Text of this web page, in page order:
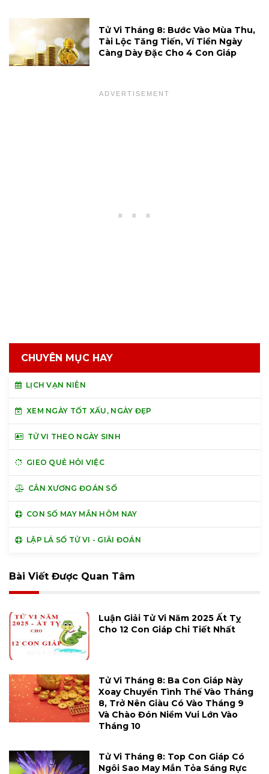
Tử Vi Tháng 8: Bước Vào Mùa Thu,
Tài Lộc Tăng Tiến, Ví Tiền Ngày
Càng Dày Đặc Cho 4 Con Giáp
CHUYÊN MỤC HAY
LỊCH VẠN NIÊN
XEM NGÀY TỐT XẤU, NGÀY ĐẸP
TỬ VI THEO NGÀY SINH
GIEO QUẺ HỎI VIỆC
CÂN XƯƠNG ĐOÁN SỐ
CON SỐ MAY MẮN HÔM NAY
LẬP LÁ SỐ TỬ VI - GIẢI ĐOÁN
Bài Viết Được Quan Tâm
Luận Giải Tử Vi Năm 2025 Ất Tỵ
Cho 12 Con Giáp Chi Tiết Nhất
Tử Vi Tháng 8: Ba Con Giáp Này
Xoay Chuyển Tình Thế Vào Tháng
8, Trở Nên Giàu Có Vào Tháng 9
Và Chào Đón Niềm Vui Lớn Vào
Tháng 10
Tử Vi Tháng 8: Top Con Giáp Có
Ngôi Sao May Mắn Tỏa Sáng Rực